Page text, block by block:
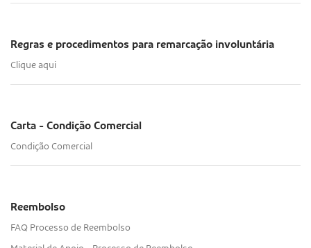
Regras e procedimentos para remarcação involuntária
Clique aqui
Carta - Condição Comercial
Condição Comercial
Reembolso
FAQ Processo de Reembolso